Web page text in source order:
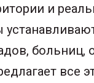
и
больниц,
все